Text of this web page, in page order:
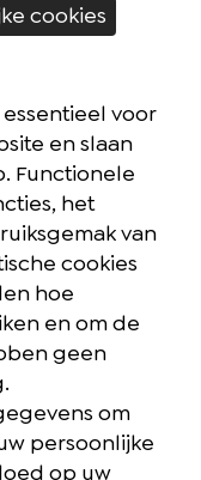
Youtube
Mol (België)
cookies
voor
en slaan
Functionele
het
van
cookies
hoe
en om de
geen
om
persoonlijke
op uw